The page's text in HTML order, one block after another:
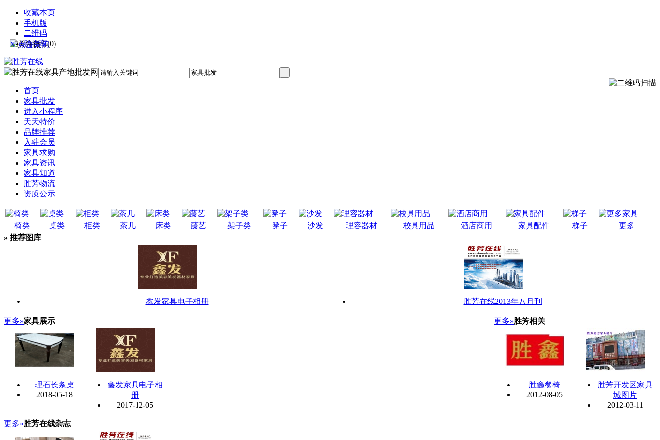
收藏本页
手机版
二维码
购物车(0)
首页
家具批发
进入小程序
天天特价
品牌推荐
入驻会员
家具求购
家具资讯
家具知道
胜芳物流
资质公示
椅类 桌类 柜类 茶几 床类 藤艺 架子类 凳子 沙发 理容器材 校具用品 酒店商用 家具配件 梯子
更多
» 推荐图库
鑫发家具电子相册 胜芳在线2013年八月刊
更多»家具展示
理石长条桌
2018-05-18
鑫发家具电子相
册
2017-12-05
更多»胜芳相关
胜鑫餐椅
2012-08-05
胜芳开发区家具
城图片
2012-03-11
更多»胜芳在线杂志
X 点击关闭